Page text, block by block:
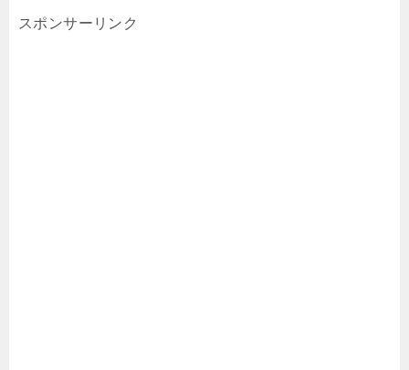
スポンサーリンク